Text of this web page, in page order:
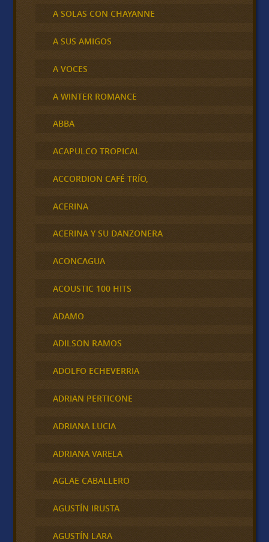
A SOLAS CON CHAYANNE
A SUS AMIGOS
A VOCES
A WINTER ROMANCE
ABBA
ACAPULCO TROPICAL
ACCORDION CAFÉ TRÍO,
ACERINA
ACERINA Y SU DANZONERA
ACONCAGUA
ACOUSTIC 100 HITS
ADAMO
ADILSON RAMOS
ADOLFO ECHEVERRIA
ADRIAN PERTICONE
ADRIANA LUCIA
ADRIANA VARELA
AGLAE CABALLERO
AGUSTÍN IRUSTA
AGUSTÍN LARA